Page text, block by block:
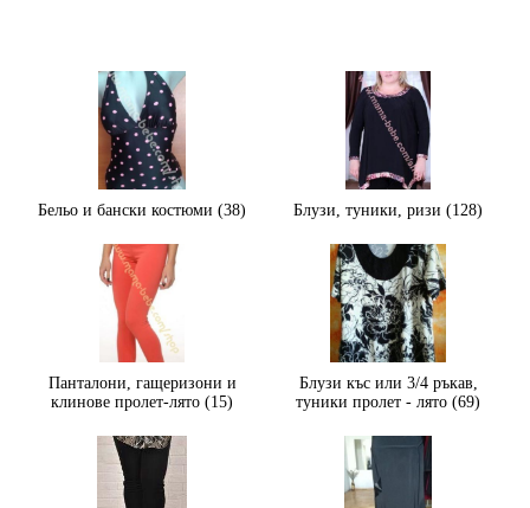
Бельо и бански костюми (38) Блузи, туники, ризи (128)
Панталони, гащеризони и
клинове пролет-лято (15)
Блузи къс или 3/4 ръкав,
туники пролет - лято (69)